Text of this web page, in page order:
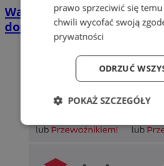
Wakacyjny wypoczynek
domkach Szmaragdowe
prawo sprzeciwić się
chwili wycofać swoją
prywatności
ODRZUĆ
POKAŻ SZCZEGÓŁY
Niezbędne